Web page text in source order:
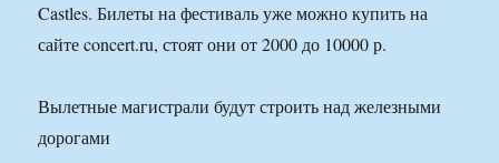
Castles. Билеты на фестиваль уже можно купить на
сайте concert.ru, стоят они от 2000 до 10000 р.
Вылетные магистрали будут строить над железными
дорогами